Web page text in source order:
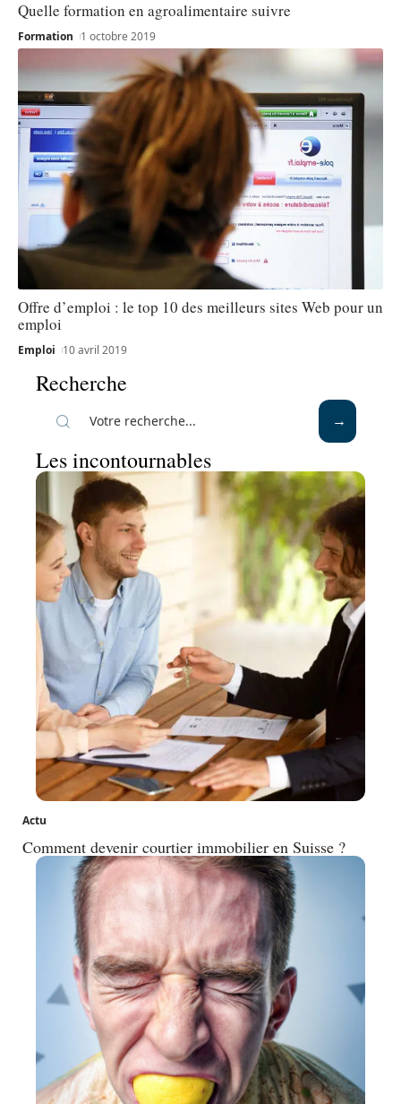
Quelle formation en agroalimentaire suivre
Formation 1 octobre 2019
Offre d’emploi : le top 10 des meilleurs sites Web pour un
emploi
Emploi 10 avril 2019
Recherche
Les incontournables
Actu
Comment devenir courtier immobilier en Suisse ?